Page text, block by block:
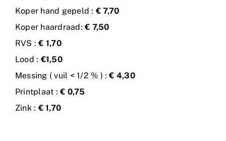
Koper hand gepeld : € 7,70
Koper haardraad:€ 7,50
RVS :€ 1,70
Lood : €1,50
Messing ( vuil < 1/2 % ) :€ 4,30
Printplaat :€ 0,75
Zink : € 1,70